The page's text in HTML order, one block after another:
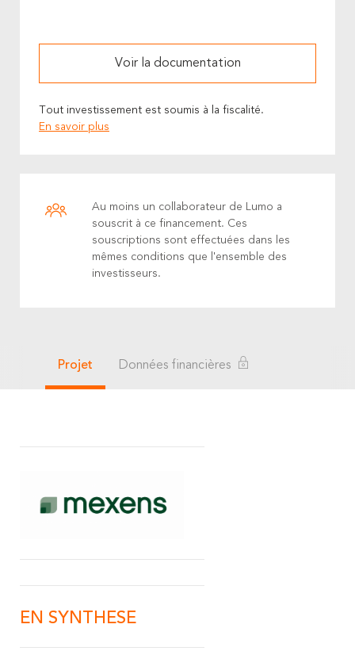
Voir la documentation
Tout investissement est soumis à la fiscalité.
En savoir plus
Au moins un collaborateur de Lumo a
souscrit à ce financement. Ces
souscriptions sont effectuées dans les
mêmes conditions que l'ensemble des
investisseurs.
Projet Données financières
EN SYNTHESE